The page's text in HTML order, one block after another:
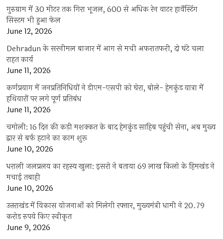
गुरुग्राम में 30 मीटर तक गिरा भूजल, 600 से अधिक रेन वाटर हार्वेस्टिंग
सिस्टम भी हुआ फेल
June 12, 2026
Dehradun के सरनीमल बाजार में आग से मची अफरातफरी, दो घंटे चला
राहत कार्य
June 11, 2026
कर्णप्रयाग में जनप्रतिनिधियों ने डीएम-एसपी को घेरा, बोले- हेमकुंड यात्रा में
हथियारों पर लगे पूर्ण प्रतिबंध
June 11, 2026
चमोली: 16 दिन की कड़ी मशक्कत के बाद हेमकुंड साहिब पहुंची सेना, अब मुख्य
द्वार से बर्फ हटाने का काम शुरू
June 10, 2026
धराली जलप्रलय का रहस्य खुला: इसरो ने बताया 69 लाख किलो के हिमखंड ने
मचाई तबाही
June 10, 2026
उत्तराखंड में विकास योजनाओं को मिलेगी रफ्तार, मुख्यमंत्री धामी ने 20.79
करोड़ रुपये किए स्वीकृत
June 9, 2026